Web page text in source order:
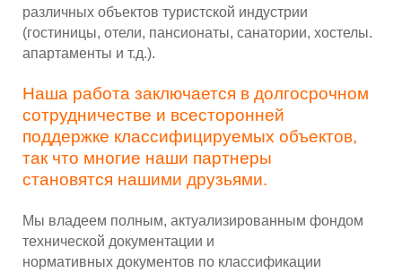
различных объектов туристской индустрии
(гостиницы, отели, пансионаты, санатории, хостелы.
апартаменты и т.д.).
Наша работа заключается в долгосрочном
сотрудничестве и всесторонней
поддержке классифицируемых объектов,
так что многие наши партнеры
становятся нашими друзьями.
Мы владеем полным, актуализированным фондом
технической документации и
нормативных документов по классификации